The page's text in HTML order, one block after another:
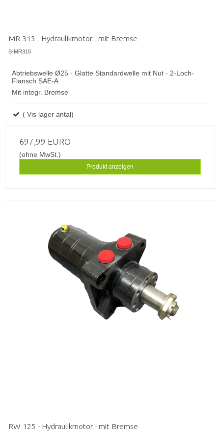
MR 315 - Hydraulikmotor - mit Bremse
B-MR315
Abtriebswelle Ø25 - Glatte Standardwelle mit Nut - 2-Loch-
Flansch SAE-A
Mit integr. Bremse
( Vis lager antal)
697,99 EURO
(ohne MwSt.)
Produkt anzeigen
RW 125 - Hydraulikmotor - mit Bremse